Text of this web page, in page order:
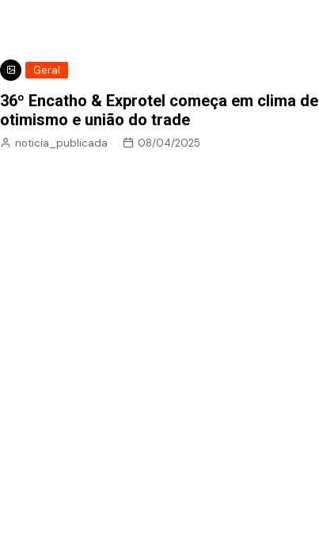
Geral
36º Encatho & Exprotel começa em clima de
otimismo e união do trade
noticia_publicada 08/04/2025